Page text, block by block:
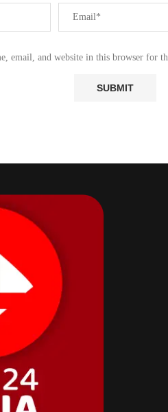
email, and website in this browser for